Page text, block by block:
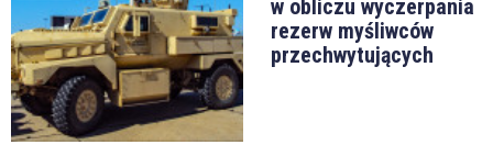
w obliczu wyczerpania
rezerw myśliwców
przechwytujących